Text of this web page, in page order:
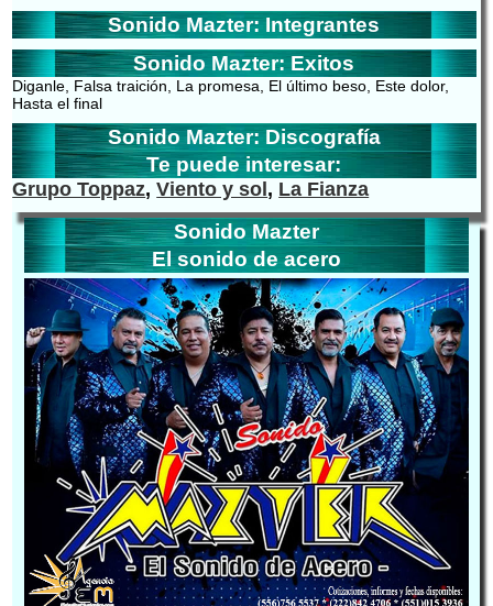
Sonido Mazter: Integrantes
Sonido Mazter: Exitos
Diganle, Falsa traición, La promesa, El último beso, Este dolor,
Hasta el final
Sonido Mazter: Discografía
Te puede interesar:
Grupo Toppaz,Viento y sol , La Fianza
Sonido Mazter
El sonido de acero